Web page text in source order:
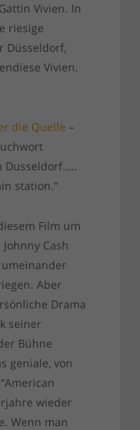
Vivien. In
riesige
Düsseldorf,
Vivien.
die Quelle –
Dusseldorf…..
station.“
Film um
Cash
Aber
Drama
seiner
Bühne
geniale, von
wieder
Wenn man